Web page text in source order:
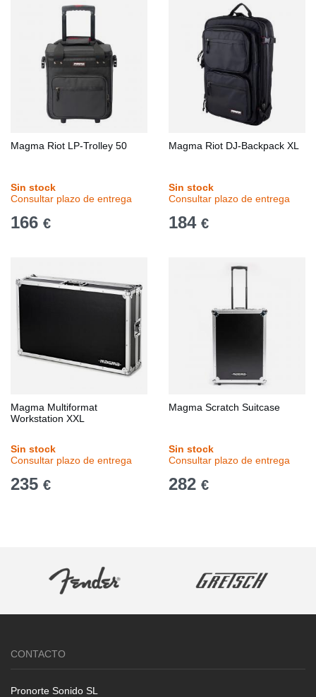
Magma Riot LP-Trolley 50
Sin stock
Consultar plazo de entrega
166 €
Magma Riot DJ-Backpack XL
Sin stock
Consultar plazo de entrega
184 €
Magma Multiformat
Workstation XXL
Sin stock
Consultar plazo de entrega
235 €
Magma Scratch Suitcase
Sin stock
Consultar plazo de entrega
282 €
CONTACTO
Pronorte Sonido SL